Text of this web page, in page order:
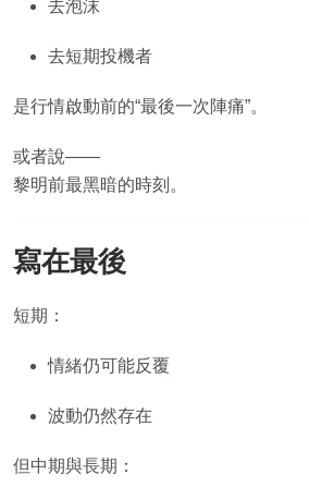
去泡沫
去短期投機者
是行情啟動前的“最後一次陣痛”。
或者說——
黎明前最黑暗的時刻。
寫在最後
短期：
情緒仍可能反覆
波動仍然存在
但中期與長期：